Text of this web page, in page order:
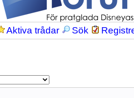
Aktiva trådar Sök